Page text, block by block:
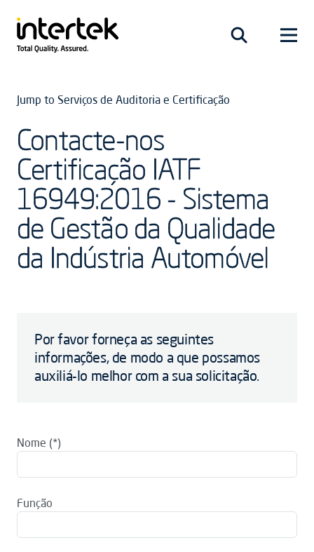
Jump to Serviços de Auditoria e Certificação
Contacte-nos
Certificação IATF
16949:2016 - Sistema
de Gestão da Qualidade
da Indústria Automóvel
Por favor forneça as seguintes
informações, de modo a que possamos
auxiliá-lo melhor com a sua solicitação.
Nome
Função